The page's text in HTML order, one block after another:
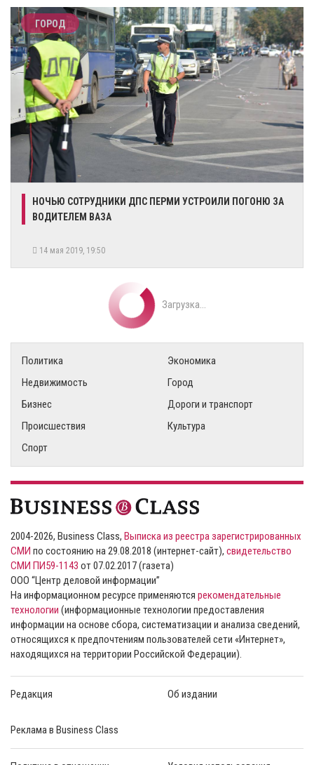
ГОРОД
НОЧЬЮ СОТРУДНИКИ ДПС ПЕРМИ УСТРОИЛИ ПОГОНЮ ЗА
ВОДИТЕЛЕМ ВАЗА
14 мая 2019, 19:50
Загрузка...
Политика
Экономика
Недвижимость
Город
Бизнес
Дороги и транспорт
Происшествия
Культура
Спорт
2004-2026, Business Class, Выписка из реестра зарегистрированных
СМИ по состоянию на 29.08.2018 (интернет-сайт), свидетельство
СМИ ПИ59-1143 от 07.02.2017 (газета)
ООО “Центр деловой информации”
На информационном ресурсе применяются рекомендательные
технологии (информационные технологии предоставления
информации на основе сбора, систематизации и анализа сведений,
относящихся к предпочтениям пользователей сети «Интернет»,
находящихся на территории Российской Федерации).
Редакция Об издании
Реклама в Business Class